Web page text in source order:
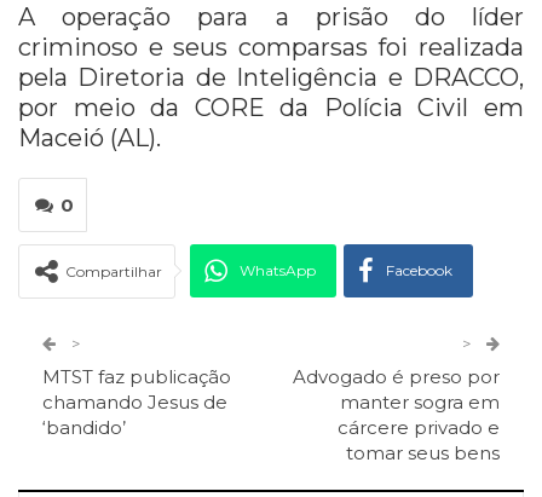
A operação para a prisão do líder
criminoso e seus comparsas foi realizada
pela Diretoria de Inteligência e DRACCO,
por meio da CORE da Polícia Civil em
Maceió (AL).
0
Compartilhar WhatsApp Facebook
Pinterest Telegram
O email
>
MTST faz publicação
chamando Jesus de
‘bandido’
>
Advogado é preso por
manter sogra em
cárcere privado e
tomar seus bens